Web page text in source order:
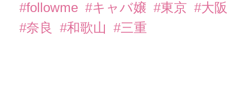
#followme #キャバ嬢 #東京 #大
#奈良
#和歌山 #三重